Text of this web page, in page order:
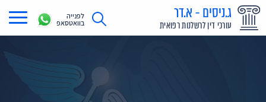
ג.ניסים - א.דר
עורכי דין לרשלנות רפואית
לפנייה
בוואטסאפ